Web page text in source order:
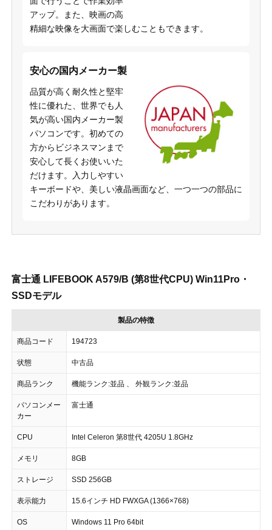
アップ。また、映画の高
精細な映像を大画面で楽しむこともできます。
安心の国内メーカー製
品質が高く耐久性と堅牢
性に優れた、世界でも人
気が高い国内メーカー製
パソコンです。初めての
方からビジネスマンまで
安心して長くお使いいた
だけます。入力しやすい
キーボードや、美しい液晶画面など、一つ一つの部品に
こだわりがあります。
富士通 LIFEBOOK A579/B (第8世代CPU) Win11Pro・
SSDモデル
製品の特徴
商品コード 194723
状態 中古品
商品ランク 機能ランク:並品 、 外観ランク:並品
パソコンメー
カー
富士通
CPU Intel Celeron 第8世代 4205U 1.8GHz
メモリ 8GB
ストレージ SSD 256GB
表示能力 15.6インチ HD FWXGA (1366×768)
OS Windows 11 Pro 64bit